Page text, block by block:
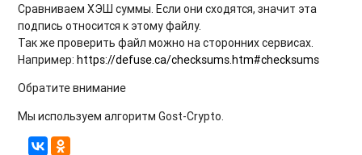
Сравниваем ХЭШ суммы. Если они сходятся, значит эта
подпись относится к этому файлу.
Так же проверить файл можно на сторонних сервисах.
Например:https://defuse.ca/checksums.htm#checksums
Обратите внимание
Мы используем алгоритм Gost-Crypto.​